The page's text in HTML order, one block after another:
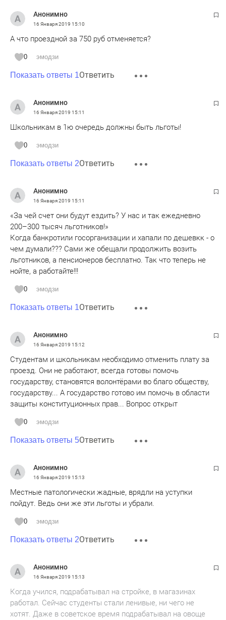
Анонимно
16 Января 2019 15:10
А что проездной за 750 руб отменяется?
0 эмодзи
Показать ответы 1Ответить
Анонимно
16 Января 2019 15:11
Школьникам в 1ю очередь должны быть льготы!
0 эмодзи
Показать ответы 2Ответить
Анонимно
16 Января 2019 15:11
«За чей счет они будут ездить? У нас и так ежедневно
200–300 тысяч льготников!»
Когда банкротили госорганизации и хапали по дешевкк - о
чем думали??? Сами же обещали продолжить возить
льготников, а пенсионеров бесплатно. Так что теперь не
нойте, а работайте!!!
0 эмодзи
Показать ответы 1Ответить
Анонимно
16 Января 2019 15:12
Студентам и школьникам необходимо отменить плату за
проезд. Они не работают, всегда готовы помочь
государству, становятся волонтёрами во благо обществу,
государству... А государство готово им помочь в области
защиты конституционных прав... Вопрос открыт
0 эмодзи
Показать ответы 5Ответить
Анонимно
16 Января 2019 15:13
Местные патологически жадные, врядли на уступки
пойдут. Ведь они же эти льготы и убрали.
0 эмодзи
Показать ответы 2Ответить
Анонимно
16 Января 2019 15:13
Когда учился, подрабатывал на стройке, в магазинах
работал. Сейчас студенты стали ленивые, ни чего не
хотят. Даже в советское время подрабатывал на овоще